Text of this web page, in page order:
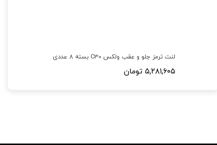
لنت ترمز جلو و عقب ولکس C30 بسته 8 عددی
۵,۲۸۱,۶۰۵ تومان